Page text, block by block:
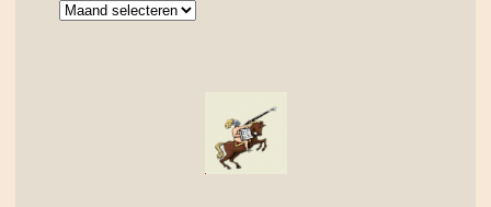
Archief